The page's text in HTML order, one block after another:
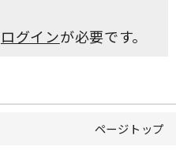
ログインが必要です。
ページトップ